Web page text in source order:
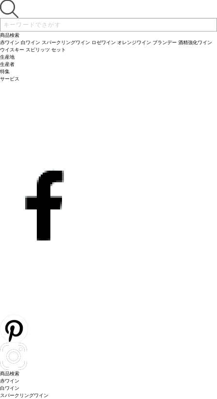
商品検索
赤ワイン 白ワイン スパークリングワイン ロゼワイン オレンジワイン ブランデー 酒精強化ワイン
ウイスキー スピリッツ セット
生産地
生産者
特集
サービス
商品検索
赤ワイン
白ワイン
スパークリングワイン